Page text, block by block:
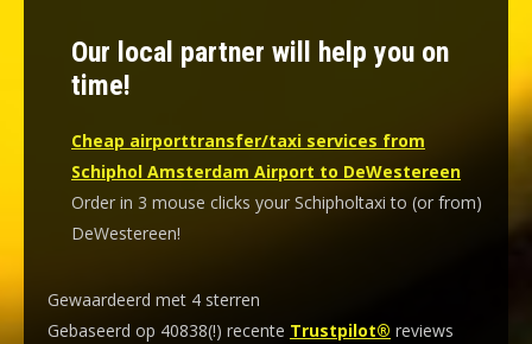
Our local partner will help you on
time!
Cheap airporttransfer/taxi services from
Schiphol Amsterdam Airport to DeWestereen
Order in 3 mouse clicks your Schipholtaxi to (or from)
DeWestereen!
Gewaardeerd met 4 sterren
Gebaseerd op 40838(!) recente Trustpilot® reviews